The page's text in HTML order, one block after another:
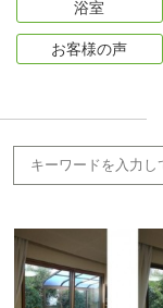
浴室
お客様の声